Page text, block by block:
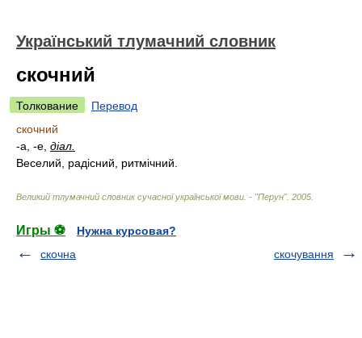
Український тлумачний словник
скочний
Толкование
Перевод
скочний
-а, -е, діал.
Веселий, радісний, ритмічний.
Великий тлумачний словник сучасної української мови. - "Перун". 2005
Игры ⚽
Нужна курсовая?
скочна
скочування